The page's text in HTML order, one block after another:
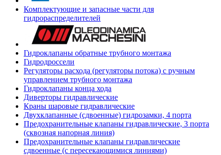
Комплектующие и запасные части для
гидрораспределителей
Гидроклапаны обратные трубного монтажа
Гидродроссели
Регуляторы расхода (регуляторы потока) с ручным
управлением трубного монтажа
Гидроклапаны конца хода
Диверторы гидравлические
Краны шаровые гидравлические
Двухклапанные (сдвоенные) гидрозамки, 4 порта
Предохранительные клапаны гидравлические, 3 порта
(сквозная напорная линия)
Предохранительные клапаны гидравлические
сдвоенные (с пересекающимися линиями)